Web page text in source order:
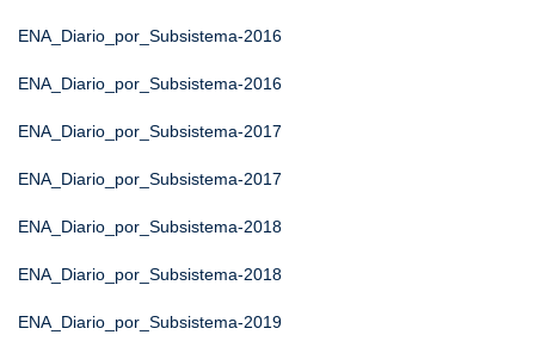
ENA_Diario_por_Subsistema-2016
ENA_Diario_por_Subsistema-2016
ENA_Diario_por_Subsistema-2017
ENA_Diario_por_Subsistema-2017
ENA_Diario_por_Subsistema-2018
ENA_Diario_por_Subsistema-2018
ENA_Diario_por_Subsistema-2019